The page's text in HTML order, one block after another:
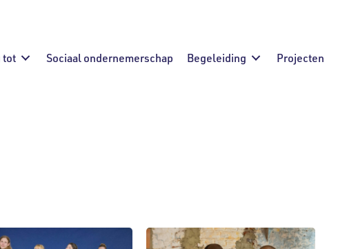
tot Sociaal ondernemerschap Begeleiding Projecten